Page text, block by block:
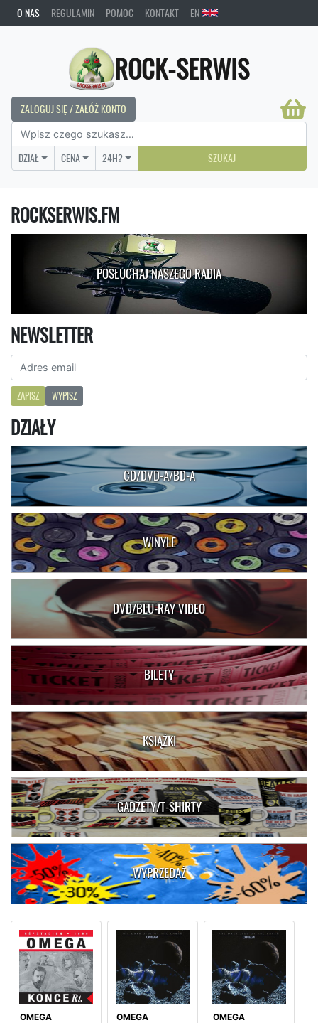
O NAS REGULAMIN POMOC KONTAKT EN
ROCK-SERWIS
ZALOGUJ SIĘ / ZAŁÓŻ KONTO
DZIAŁ CENA 24H? SZUKAJ
ROCKSERWIS.FM
POSŁUCHAJ NASZEGO RADIA
NEWSLETTER
ZAPISZ WYPISZ
DZIAŁY
CD/DVD-A/BD-A
WINYLE
DVD/BLU-RAY VIDEO
BILETY
KSIĄŻKI
GADŻETY/T-SHIRTY
WYPRZEDAŻ
OMEGA
OMEGA
OMEGA